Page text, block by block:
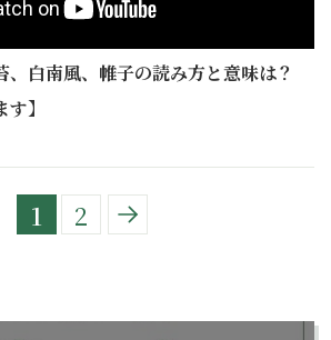
、白南風、帷子の読み方と意味は？
】
1 2